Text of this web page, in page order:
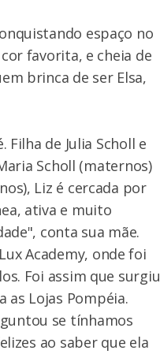
espaço no
favorita, e cheia de
brinca de ser Elsa,
Filha de Julia Scholl e
Scholl (maternos)
Liz é cercada por
ativa e muito
conta sua mãe.
Academy, onde foi
Foi assim que surgiu
Lojas Pompéia.
se tínhamos
ao saber que ela